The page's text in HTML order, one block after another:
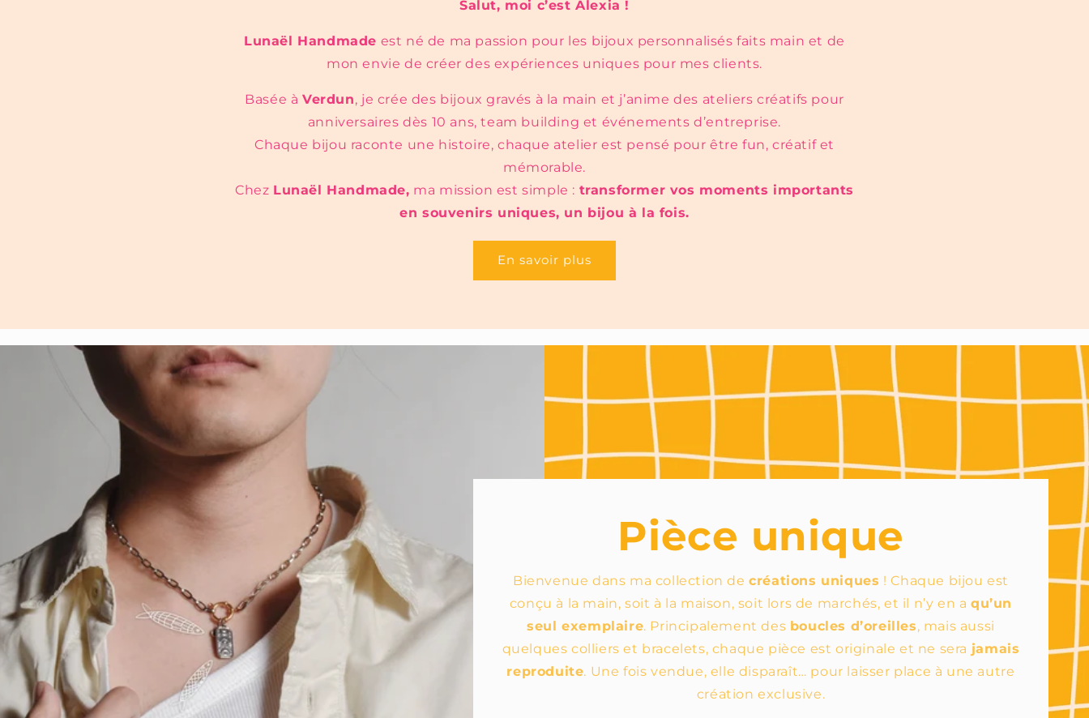
Salut, moi c’est Alexia !
Lunaël Handmade est né de ma passion pour les bijoux personnalisés faits main et de
mon envie de créer des expériences uniques pour mes clients.
Basée àVerdun, je crée des bijoux gravés à la main et j’anime des ateliers créatifs pour
anniversaires dès 10 ans, team building et événements d’entreprise.
Chaque bijou raconte une histoire, chaque atelier est pensé pour être fun, créatif et
mémorable.
Chez Lunaël Handmade, ma mission est simple : transformer vos moments importants
en souvenirs uniques, un bijou à la fois.
En savoir plus
Pièce unique
Bienvenue dans ma collection decréations uniques ! Chaque bijou est
conçu à la main, soit à la maison, soit lors de marchés, et il n’y en aqu’un
seul exemplaire. Principalement des boucles d’oreilles, mais aussi
quelques colliers et bracelets, chaque pièce est originale et ne sera jamais
reproduite. Une fois vendue, elle disparaît… pour laisser place à une autre
création exclusive.